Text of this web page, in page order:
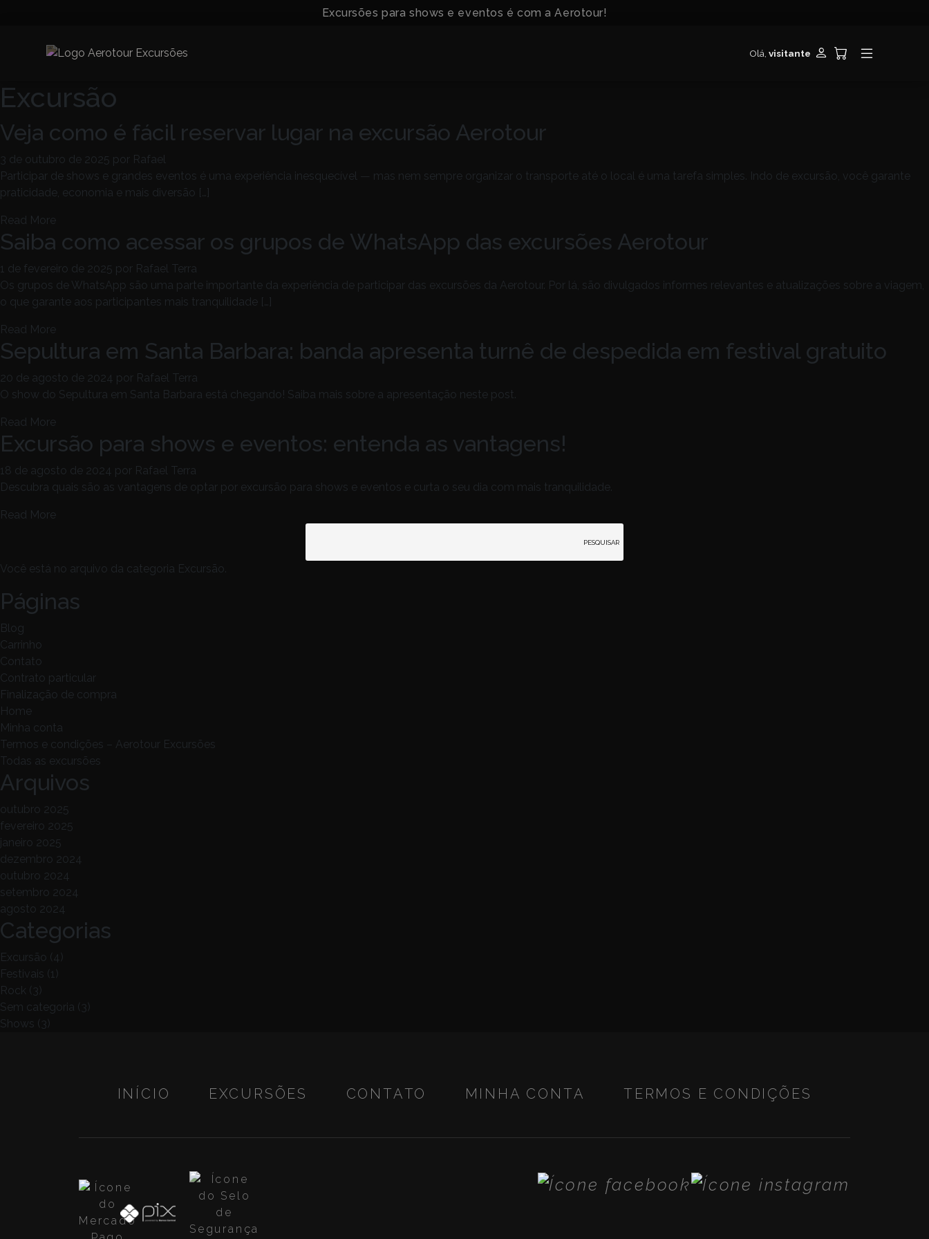
Excursões para shows e eventos é com a Aerotour!
Olá, visitante
Excursão
Veja como é fácil reservar lugar na excursão Aerotour
3 de outubro de 2025 por Rafael
Participar de shows e grandes eventos é uma experiência inesquecível — mas nem sempre organizar o transporte até o local é uma tarefa simples. Indo de excursão, você garante
praticidade, economia e mais diversão […]
Read More
Saiba como acessar os grupos de WhatsApp das excursões Aerotour
1 de fevereiro de 2025 por Rafael Terra
Os grupos de WhatsApp são uma parte importante da experiência de participar das excursões da Aerotour. Por lá, são divulgados informes relevantes e atualizações sobre a viagem,
o que garante aos participantes mais tranquilidade […]
Read More
Sepultura em Santa Barbara: banda apresenta turnê de despedida em festival gratuito
20 de agosto de 2024 por Rafael Terra
O show do Sepultura em Santa Barbara está chegando! Saiba mais sobre a apresentação neste post.
Read More
Excursão para shows e eventos: entenda as vantagens!
18 de agosto de 2024 por Rafael Terra
Descubra quais são as vantagens de optar por excursão para shows e eventos e curta o seu dia com mais tranquilidade.
Read More
Você está no arquivo da categoria Excursão.
Páginas
Blog
Carrinho
Contato
Contrato particular
Finalização de compra
Home
Minha conta
Termos e condições – Aerotour Excursões
Todas as excursões
Arquivos
outubro 2025
fevereiro 2025
janeiro 2025
dezembro 2024
outubro 2024
setembro 2024
agosto 2024
Categorias
Excursão (4)
Festivais (1)
Rock (3)
Sem categoria (3)
Shows (3)
INÍCIO EXCURSÕES CONTATO MINHA CONTA TERMOS E CONDIÇÕES